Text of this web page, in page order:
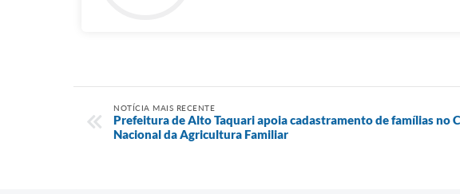
NOTÍCIA MAIS RECENTE
Prefeitura de Alto Taquari apoia cadastramento de famílias no
Nacional da Agricultura Familiar